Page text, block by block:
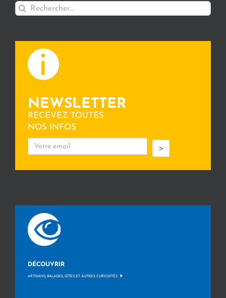
Rechercher:
NEWSLETTER
RECEVEZ TOUTES
NOS INFOS
>
DÉCOUVRIR
ARTISANS, BALADES, GÎTES ET AUTRES CURIOSITÉS >